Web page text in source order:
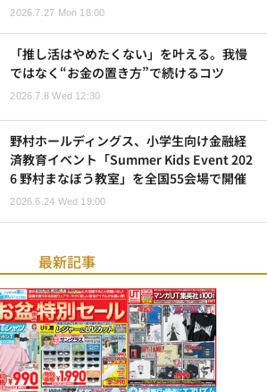
2026.7.27 Mon 18:00
「推し活はやめたくない」を叶える。我慢
ではなく“お金の置き方”で続けるコツ
2026.7.8 Wed 12:30
野村ホールディングス、小学生向け金融経
済教育イベント「Summer Kids Event 202
6 野村まなぼう教室」を全国55会場で開催
2026.6.24 Wed 19:00
最新記事